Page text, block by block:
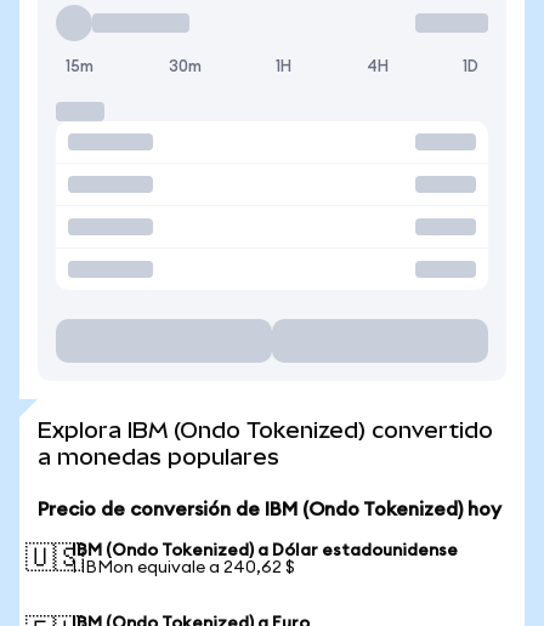
15m 30m 1H 4H 1D
Explora IBM (Ondo Tokenized) convertido
a monedas populares
Precio de conversión de IBM (Ondo Tokenized) hoy
🇺🇸IBM (Ondo Tokenized) a Dólar estadounidense
1 IBMon equivale a 240,62 $